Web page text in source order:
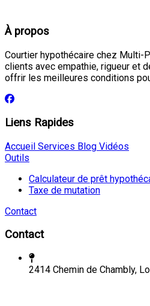
À propos
Courtier hypothécaire chez Multi-
clients avec empathie, rigueur et
offrir les meilleures conditions
Liens Rapides
Accueil Services Blog Vidéos
Outils
Calculateur de prêt
Taxe de mutation
Contact
Contact
2414 Chemin de Chambly,